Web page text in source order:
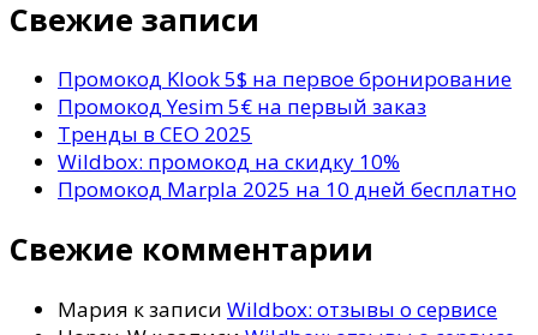
то?
Свежие записи
Промокод Klook 5$ на первое бронирование
Промокод Yesim 5€ на первый заказ
Тренды в СЕО 2025
Wildbox: промокод на скидку 10%
Промокод Marpla 2025 на 10 дней бесплатно
Свежие комментарии
Мария к записи Wildbox: отзывы о сервисе